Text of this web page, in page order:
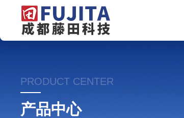
PRODUCT CENTER
产品中心